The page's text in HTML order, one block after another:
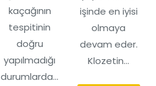
kaçağının
tespitinin
doğru
yapılmadığı
durumlarda…
işinde en iyisi
olmaya
devam eder.
Klozetin…